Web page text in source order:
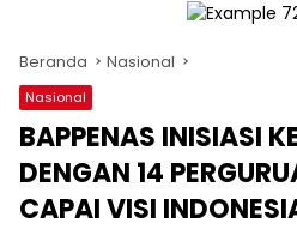
Beranda Nasional
Nasional
BAPPENAS INISIASI
DENGAN 14
CAPAI VISI